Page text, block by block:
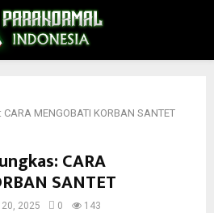
MENGOBATI KORBAN SANTET
CARA
SANTET
2025 0 143